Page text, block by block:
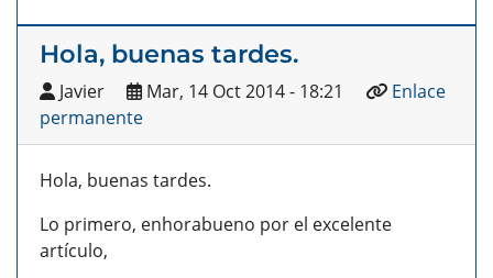
Hola, buenas tardes.
Javier Mar, 14 Oct 2014 - 18:21
Enlace
permanente
Hola, buenas tardes.
Lo primero, enhorabueno por el excelente
artículo,